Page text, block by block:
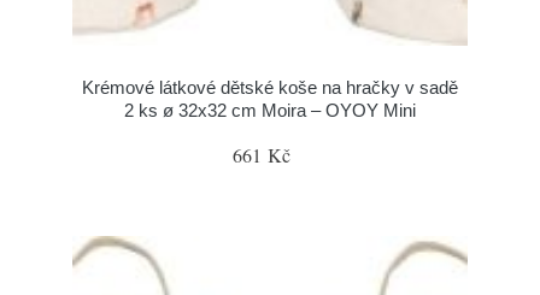
Krémové látkové dětské koše na hračky v sadě
2 ks ø 32x32 cm Moira – OYOY Mini
661 Kč